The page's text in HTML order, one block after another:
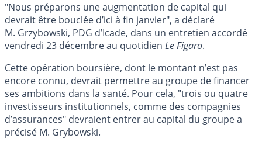
"Nous préparons une augmentation de capital qui
devrait être bouclée d’ici à fin janvier", a déclaré
M. Grzybowski, PDG d’Icade, dans un entretien accordé
vendredi 23 décembre au quotidien Le Figaro.
Cette opération boursière, dont le montant n’est pas
encore connu, devrait permettre au groupe de financer
ses ambitions dans la santé. Pour cela, "trois ou quatre
investisseurs institutionnels, comme des compagnies
d’assurances" devraient entrer au capital du groupe a
précisé M. Grybowski.